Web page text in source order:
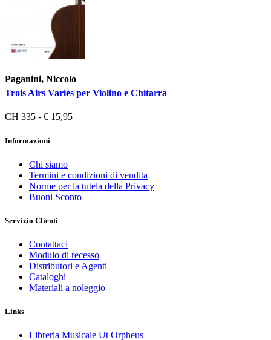
Paganini, Niccolò
Trois Airs Variés per Violino e Chitarra
CH 335 - € 15,95
Informazioni
Chi siamo
Termini e condizioni di vendita
Norme per la tutela della Privacy
Buoni Sconto
Servizio Clienti
Contattaci
Modulo di recesso
Distributori e Agenti
Cataloghi
Materiali a noleggio
Links
Libreria Musicale Ut Orpheus